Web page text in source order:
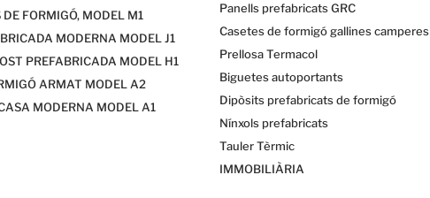
FORMIGÓ, MODEL M1
MODERNA MODEL J1
PREFABRICADA MODEL H1
ARMAT MODEL A2
MODERNA MODEL A1
Panells prefabricats GRC
Casetes de formigó gallines camperes
Prellosa Termacol
Biguetes autoportants
Dipòsits prefabricats de formigó
Nínxols prefabricats
Tauler Tèrmic
IMMOBILIÀRIA